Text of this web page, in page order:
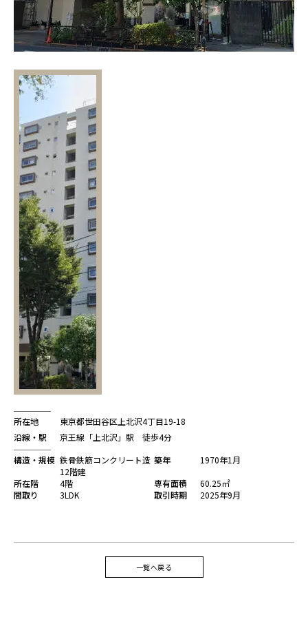
所在地
東京都世田谷区上北沢4丁目19-18
沿線・駅
京王線「上北沢」駅 徒歩4分
構造・規模 鉄骨鉄筋コンクリート造
12階建
築年
1970年1月
所在階
4階 専有面積
60.25㎡
間取り
3LDK 取引時期 2025年9月
一覧へ戻る